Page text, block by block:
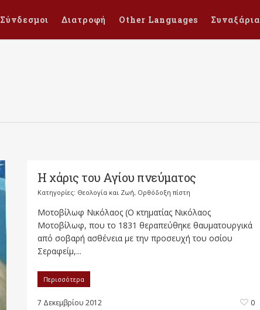
Σύνδεσμοι Διατροφή Other Languages Συναξάρια
Η χάρις του Αγίου πνεύματος
Κατηγορίες: Θεολογία και Ζωή, Ορθόδοξη πίστη
Μοτοβίλωφ Νικόλαος (Ο κτηματίας Νικόλαος
Μοτοβίλωφ, που το 1831 θεραπεύθηκε θαυματουργικά
από σοβαρή ασθένεια με την προσευχή του οσίου
Σεραφείμ,...
Περισσότερα
7 Δεκεμβρίου 2012 0